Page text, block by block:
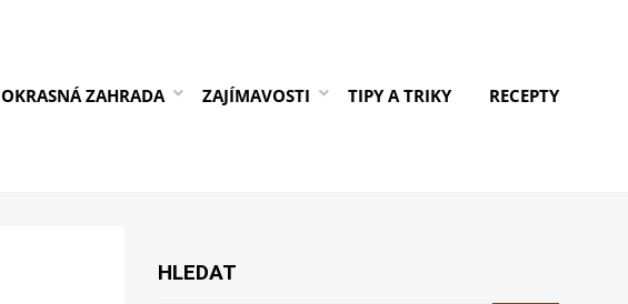
OKRASNÁ ZAHRADA ZAJÍMAVOSTI TIPY A TRIKY RECEPTY
HLEDAT